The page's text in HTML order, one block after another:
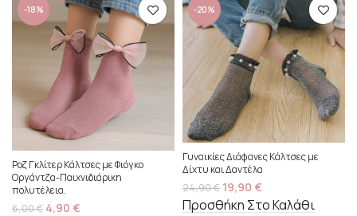
-18%
Ροζ Γκλίτερ Κάλτσες με Φιόγκο
Οργάντζα-Παιχνιδιάρικη
πολυτέλεια.
6,00€ 4,90 €
-20%
Γυναικίες Διάφανες Κάλτσες με
Δίχτυ και Δαντέλα
24,90€ 19,90 €
Προσθήκη Στο Καλάθι